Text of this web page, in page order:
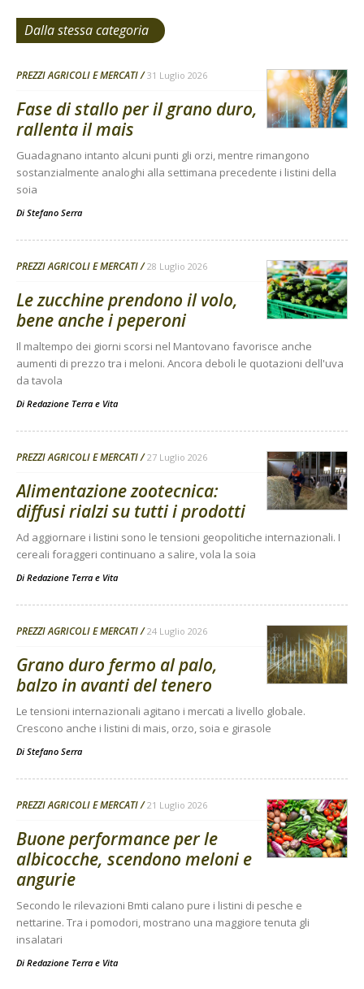
Dalla stessa categoria
PREZZI AGRICOLI E MERCATI 31 Luglio 2026
Fase di stallo per il grano duro,
rallenta il mais
Guadagnano intanto alcuni punti gli orzi, mentre rimangono
sostanzialmente analoghi alla settimana precedente i listini della
soia
Di Stefano Serra
PREZZI AGRICOLI E MERCATI 28 Luglio 2026
Le zucchine prendono il volo,
bene anche i peperoni
Il maltempo dei giorni scorsi nel Mantovano favorisce anche
aumenti di prezzo tra i meloni. Ancora deboli le quotazioni dell'uva
da tavola
Di Redazione Terra e Vita
PREZZI AGRICOLI E MERCATI 27 Luglio 2026
Alimentazione zootecnica:
diffusi rialzi su tutti i prodotti
Ad aggiornare i listini sono le tensioni geopolitiche internazionali. I
cereali foraggeri continuano a salire, vola la soia
Di Redazione Terra e Vita
PREZZI AGRICOLI E MERCATI 24 Luglio 2026
Grano duro fermo al palo,
balzo in avanti del tenero
Le tensioni internazionali agitano i mercati a livello globale.
Crescono anche i listini di mais, orzo, soia e girasole
Di Stefano Serra
PREZZI AGRICOLI E MERCATI 21 Luglio 2026
Buone performance per le
albicocche, scendono meloni e
angurie
Secondo le rilevazioni Bmti calano pure i listini di pesche e
nettarine. Tra i pomodori, mostrano una maggiore tenuta gli
insalatari
Di Redazione Terra e Vita